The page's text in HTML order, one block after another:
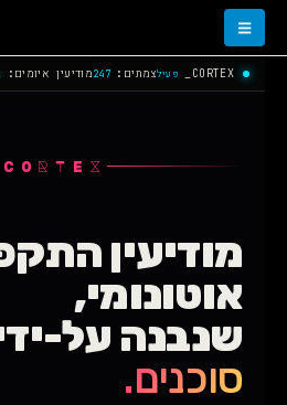
CORTEX_ פעילצמתים: 247מודיעין איומים:
מודיעין
אוטונומי,
שנבנה על-
סוכנים.